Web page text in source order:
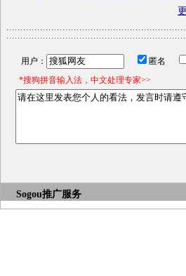
用户： 匿名
*搜狗拼音输入法，中文处理专家>>
Sogou推广服务